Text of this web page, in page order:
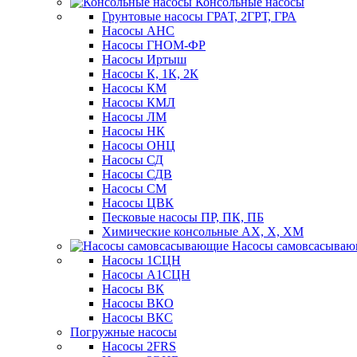
Грунтовые насосы ГРАТ, 2ГРТ, ГРА
Насосы АНС
Насосы ГНОМ-ФР
Насосы Иртыш
Насосы К, 1К, 2К
Насосы КМ
Насосы КМЛ
Насосы ЛМ
Насосы НК
Насосы ОНЦ
Насосы СД
Насосы СДВ
Насосы СМ
Насосы ЦВК
Песковые насосы ПР, ПК, ПБ
Химические консольные АХ, Х, ХМ
Насосы
Насосы 1СЦН
Насосы А1СЦН
Насосы ВК
Насосы ВКО
Насосы ВКС
Погружные насосы
Насосы 2FRS